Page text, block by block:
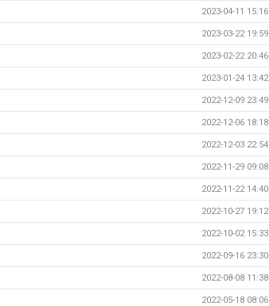
2023-04-11 15:16
2023-03-22 19:59
2023-02-22 20:46
2023-01-24 13:42
2022-12-09 23:49
2022-12-06 18:18
2022-12-03 22:54
2022-11-29 09:08
2022-11-22 14:40
2022-10-27 19:12
2022-10-02 15:33
2022-09-16 23:30
2022-08-08 11:38
2022-05-18 08:06